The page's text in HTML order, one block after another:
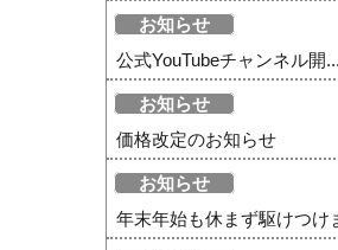
お知らせ
公式YouTubeチャンネル開...
お知らせ
価格改定のお知らせ
お知らせ
年末年始も休まず駆けつけ